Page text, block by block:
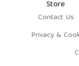
Contact Us
Privacy &